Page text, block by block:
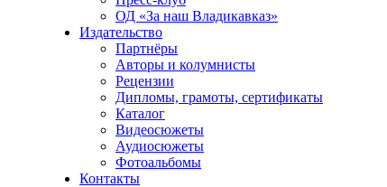
ОД «За наш Владикавказ»
Издательство
Партнёры
Авторы и колумнисты
Рецензии
Дипломы, грамоты, сертификаты
Каталог
Видеосюжеты
Аудиосюжеты
Фотоальбомы
Контакты